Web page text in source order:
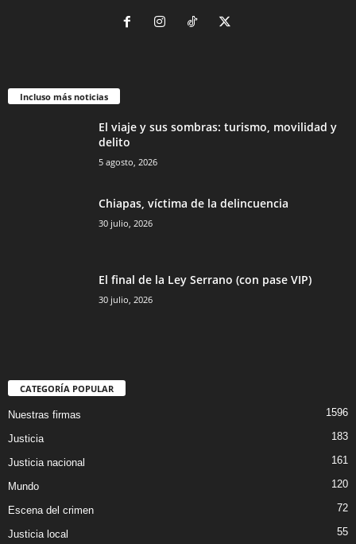
Incluso más noticias
El viaje y sus sombras: turismo, movilidad y
delito
5 agosto, 2026
Chiapas, víctima de la delincuencia
30 julio, 2026
El final de la Ley Serrano (con pase VIP)
30 julio, 2026
CATEGORÍA POPULAR
Nuestras firmas 1596
Justicia 183
Justicia nacional 161
Mundo 120
Escena del crimen 72
Justicia local 55